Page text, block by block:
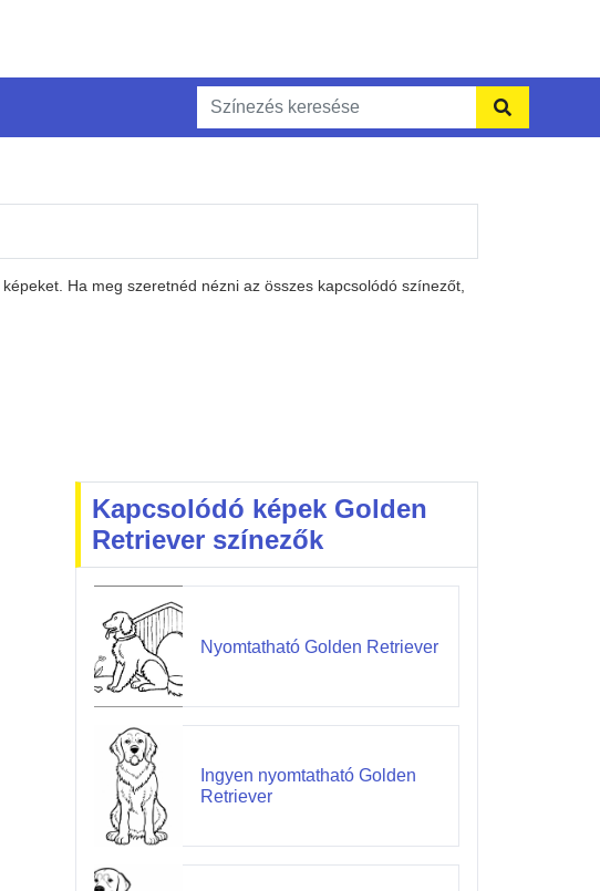
Ha meg szeretnéd nézni az összes kapcsolódó színezőt,
Kapcsolódó képek Golden
Retriever színezők
Nyomtatható Golden Retriever
Ingyen nyomtatható Golden
Retriever